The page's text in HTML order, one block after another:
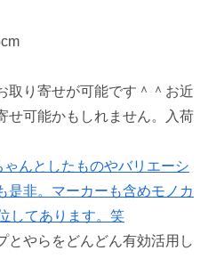
取り寄せが可能です＾＾お近
せ可能かもしれません。入荷
んとしたものやバリエーシ
是非。マーカーも含めモノカ
してあります。笑
とやらをどんどん有効活用し